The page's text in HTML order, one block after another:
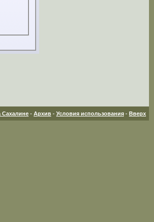
Сахалине - Архив - Условия использования - Вверх